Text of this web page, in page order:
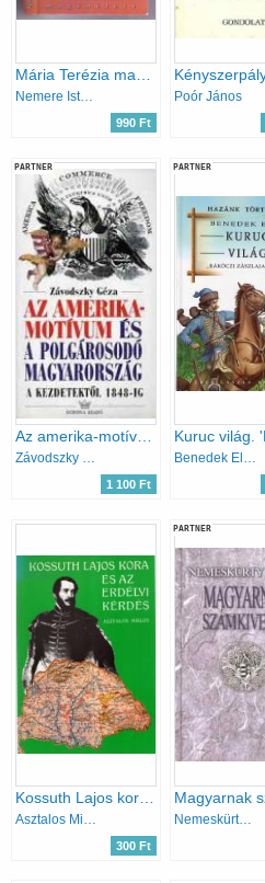
Mária Terézia magánélete
Nemere István
990 Ft
Poór János
PARTNER
Závodszky Géza
1 100 Ft
PARTNER
Benedek Elek
300 Ft
PARTNER
Nemeskürty István